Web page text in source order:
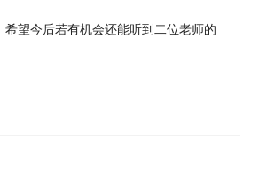
希望今后若有机会还能听到二位老师的